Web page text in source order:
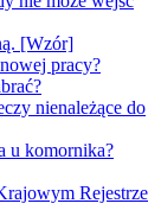
[Wzór]
pracy?
nienależące do
u komornika?
Rejestrze